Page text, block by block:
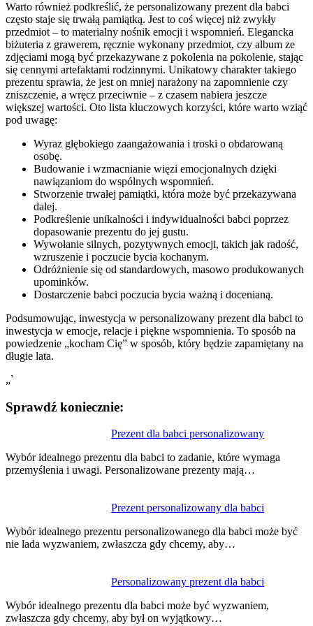
Warto również podkreślić, że personalizowany prezent dla babci
często staje się trwałą pamiątką. Jest to coś więcej niż zwykły
przedmiot – to materialny nośnik emocji i wspomnień. Elegancka
biżuteria z grawerem, ręcznie wykonany przedmiot, czy album ze
zdjęciami mogą być przekazywane z pokolenia na pokolenie, stając
się cennymi artefaktami rodzinnymi. Unikatowy charakter takiego
prezentu sprawia, że jest on mniej narażony na zapomnienie czy
zniszczenie, a wręcz przeciwnie – z czasem nabiera jeszcze
większej wartości. Oto lista kluczowych korzyści, które warto wziąć
pod uwagę:
Wyraz głębokiego zaangażowania i troski o obdarowaną
osobę.
Budowanie i wzmacnianie więzi emocjonalnych dzięki
nawiązaniom do wspólnych wspomnień.
Stworzenie trwałej pamiątki, która może być przekazywana
dalej.
Podkreślenie unikalności i indywidualności babci poprzez
dopasowanie prezentu do jej gustu.
Wywołanie silnych, pozytywnych emocji, takich jak radość,
wzruszenie i poczucie bycia kochanym.
Odróżnienie się od standardowych, masowo produkowanych
upominków.
Dostarczenie babci poczucia bycia ważną i docenianą.
Podsumowując, inwestycja w personalizowany prezent dla babci to
inwestycja w emocje, relacje i piękne wspomnienia. To sposób na
powiedzenie „kocham Cię” w sposób, który będzie zapamiętany na
długie lata.
„`
Sprawdź koniecznie:
Prezent dla babci personalizowany
Wybór idealnego prezentu dla babci to zadanie, które wymaga
przemyślenia i uwagi. Personalizowane prezenty mają…
Prezent personalizowany dla babci
Wybór idealnego prezentu personalizowanego dla babci może być
nie lada wyzwaniem, zwłaszcza gdy chcemy, aby…
Personalizowany prezent dla babci
Wybór idealnego prezentu dla babci może być wyzwaniem,
zwłaszcza gdy chcemy, aby był on wyjątkowy…
wpisu